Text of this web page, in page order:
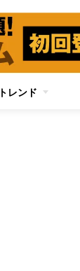
トレンド